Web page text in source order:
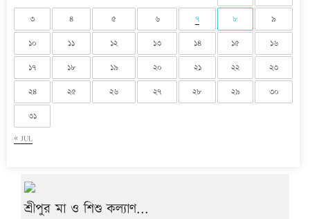
« JUL
৩ ৪ ৫ ৬ ৭ ৮ ৯
১০ ১১ ১২ ১৩ ১৪ ১৫ ১৬
১৭ ১৮ ১৯ ২০ ২১ ২২ ২৩
২৪ ২৫ ২৬ ২৭ ২৮ ২৯ ৩০
৩১
শ্রীপুর মা ও শিশু কল্যাণ...